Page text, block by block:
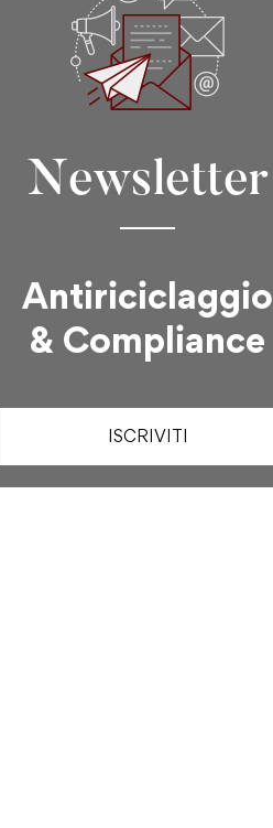
Newsletter
Antiriciclaggio
& Compliance
ISCRIVITI